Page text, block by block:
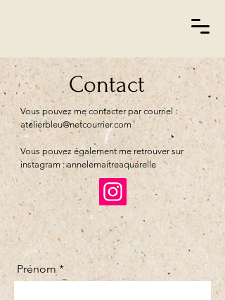
Contact
Vous pouvez me contacter par courriel :
atelierbleu@netcourrier.com
Vous pouvez également me retrouver sur
instagram : annelemaitreaquarelle
Prénom